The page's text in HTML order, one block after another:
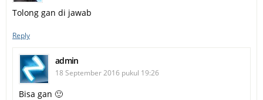
Tolong gan di jawab
Reply
admin
18 September 2016 pukul 19:26
Bisa gan 🙂